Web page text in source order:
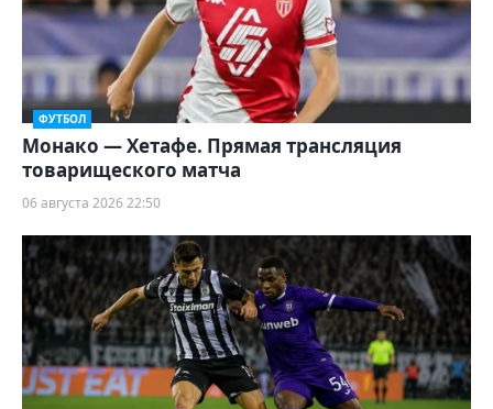
ФУТБОЛ
Монако — Хетафе. Прямая трансляция
товарищеского матча
06 августа 2026 22:50